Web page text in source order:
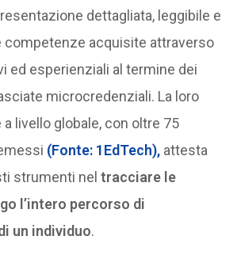
dettagliata, leggibile e
competenze acquisite attraverso
ed esperienziali al termine dei
microcredenziali. La loro
livello globale, con oltre 75
(Fonte: 1EdTech), attesta
strumenti neltracciare le
l’intero percorso di
un individuo.